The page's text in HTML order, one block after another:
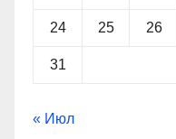
24 25 26
31
« Июл